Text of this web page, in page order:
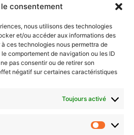
consentement
nous utilisons des technologies
et/ou accéder aux informations des
ces technologies nous permettra de
comportement de navigation ou les ID
pas consentir ou de retirer son
négatif sur certaines caractéristiques
Toujours activé
: matin, soir ou hebdo ?